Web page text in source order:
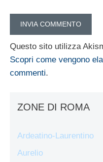
Questo sito utilizza
Scopri come vengono
commenti.
ZONE DI ROMA
Ardeatino-Laurentino
Aurelio